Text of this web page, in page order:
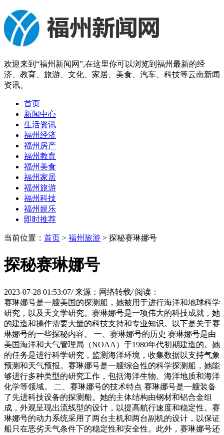
欢迎来到“福州新闻网”,在这里你可以浏览到福州最新的经
济、教育、旅游、文化、家居、美食、汽车、科技等云南新闻
资讯。
首页
新闻中心
生活资讯
福州经济
福州房产
福州教育
福州美食
福州家居
福州旅游
福州科技
福州娱乐
即时推荐
当前位置： 首页 > 福州旅游 > 探秘赛琳娜号
探秘赛琳娜号
2023-07-28 01:53:07/ 来源：网络转载/ 阅读：
赛琳娜号是一艘美国的探测船，她被用于进行海洋和地球科学
研究，以及天文学研究。赛琳娜号是一项伟大的科技成就，她
的建造和操作需要大量的科技支持和专业知识。以下是关于赛
琳娜号的一些探秘内容。 一、赛琳娜号的历史 赛琳娜号是由
美国海洋和大气管理局（NOAA）于1980年代初期建造的。她
的任务是进行科学研究，监测海洋环境，收集数据以支持气象
预测和天气预报。赛琳娜号是一艘综合性的科学探测船，她能
够进行多种类型的研究工作，包括海洋生物、海洋地质和海洋
化学等领域。 二、赛琳娜号的技术特点 赛琳娜号是一艘装备
了先进科技设备的探测船。她的主体结构由钢材和铝合金组
成，外观呈现出流线型的设计，以提高航行速度和稳定性。赛
琳娜号的动力系统采用了两台主机和两台副机的设计，以保证
船只在恶劣天气条件下的稳定性和安全性。此外，赛琳娜号还